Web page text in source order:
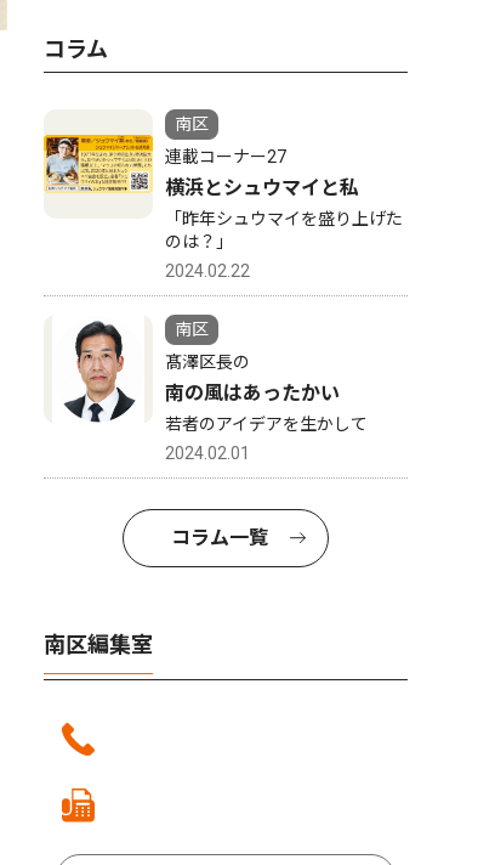
コラム
南区
連載コーナー27
横浜とシュウマイと私
「昨年シュウマイを盛り上げた
のは？」
2024.02.22
南区
髙澤区長の
南の風はあったかい
若者のアイデアを生かして
2024.02.01
コラム一覧
南区編集室